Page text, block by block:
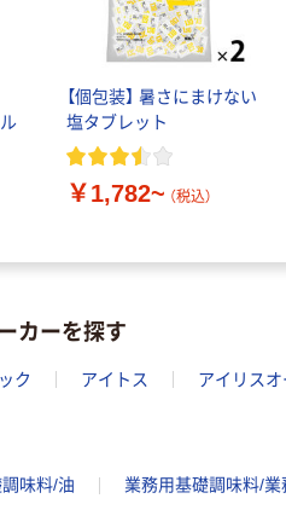
【個包装】 暑さにまけない
塩タブレット
￥1,782~ （税込）
カーを探す
ク アイトス アイリスオ
味料/油 業務用基礎調味料/業